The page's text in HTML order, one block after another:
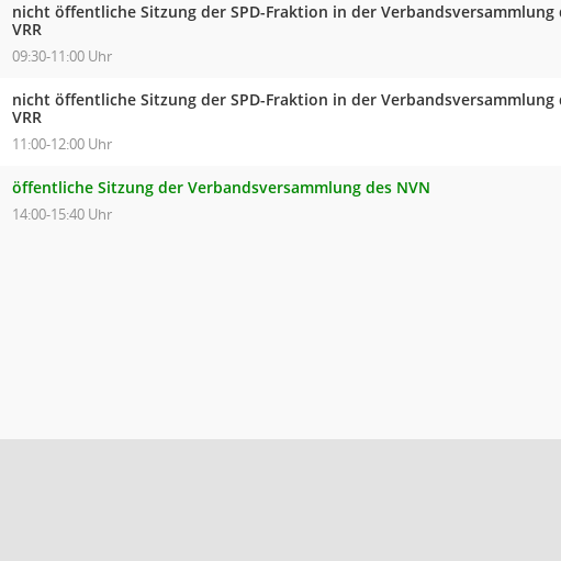
nicht öffentliche Sitzung der SPD-Fraktion in der Verbandsversammlung
VRR
09:30-11:00 Uhr
nicht öffentliche Sitzung der SPD-Fraktion in der Verbandsversammlung
VRR
11:00-12:00 Uhr
öffentliche Sitzung der Verbandsversammlung des NVN
14:00-15:40 Uhr